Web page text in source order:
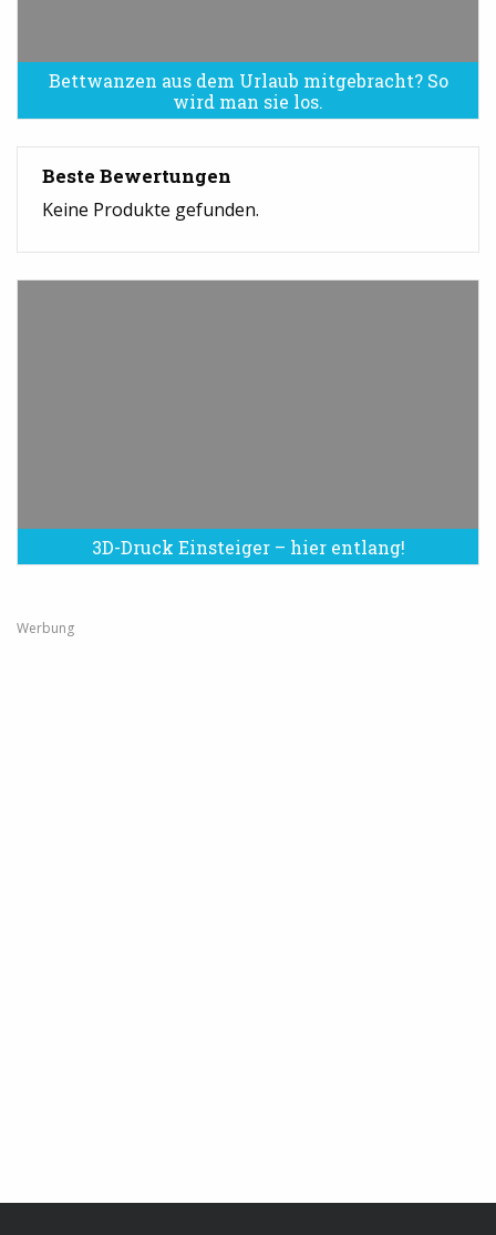
Bettwanzen aus dem Urlaub mitgebracht? So
wird man sie los.
Bettwanzen sind eine Plage
Beste Bewertungen
Keine Produkte gefunden.
3D-Druck Einsteiger – hier entlang!
Werbung